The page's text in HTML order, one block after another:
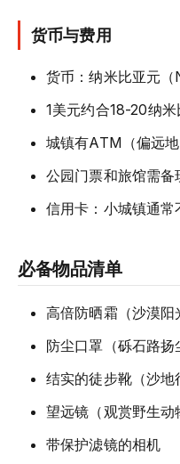
货币与费用
货币：纳米比亚元
1美元约合18-20纳米
城镇有ATM（偏远地
公园门票和旅馆需备
信用卡：小城镇通常
必备物品清单
高倍防晒霜（沙漠阳
防尘口罩（砾石路扬
结实的徒步靴（沙地
望远镜（观赏野生动
带保护滤镜的相机